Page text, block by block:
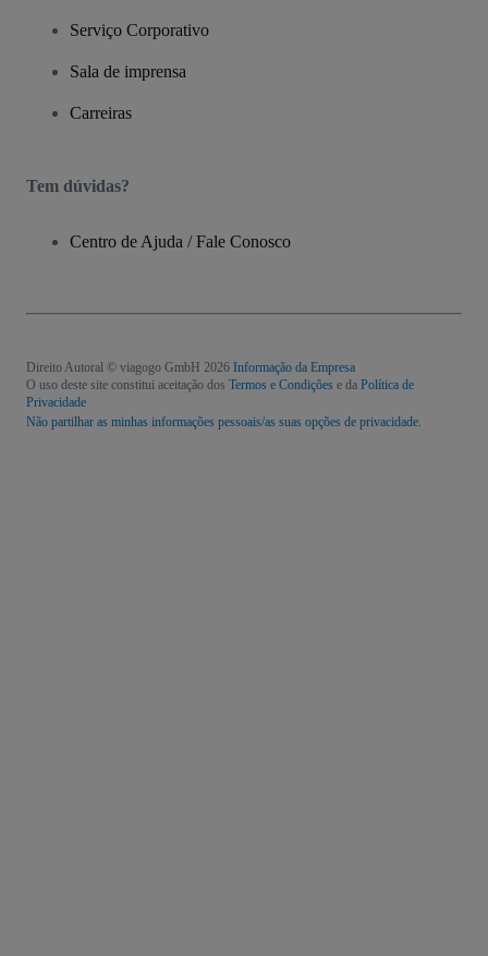
Serviço Corporativo
Sala de imprensa
Carreiras
Tem dúvidas?
Centro de Ajuda / Fale Conosco
Direito Autoral © viagogo GmbH 2026 Informação da Empresa
O uso deste site constitui aceitação dos Termos e Condições e da Política de
Privacidade
Não partilhar as minhas informações pessoais/as suas opções de privacidade.